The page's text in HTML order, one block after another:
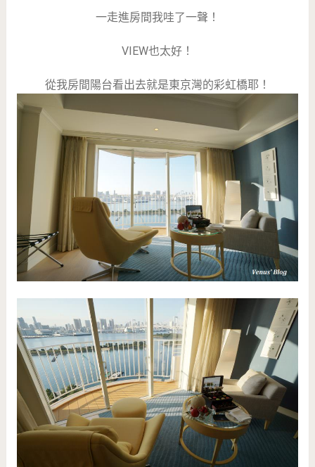
一走進房間我哇了一聲！
VIEW也太好！
從我房間陽台看出去就是東京灣的彩虹橋耶！